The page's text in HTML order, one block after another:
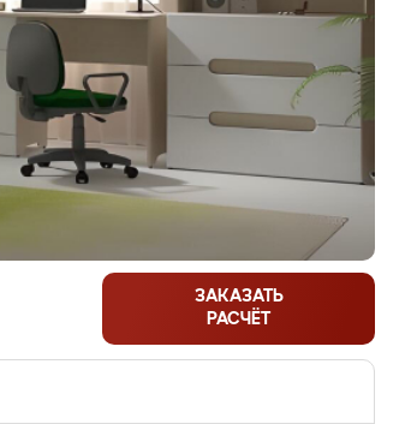
ЗАКАЗАТЬ
РАСЧЁТ